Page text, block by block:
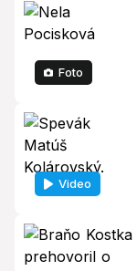
Foto
Video